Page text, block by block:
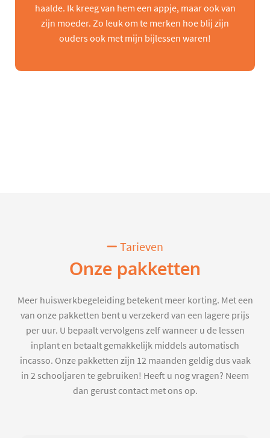
haalde. Ik kreeg van hem een appje, maar ook van
zijn moeder. Zo leuk om te merken hoe blij zijn
ouders ook met mijn bijlessen waren!
Tarieven
Onze pakketten
Meer huiswerkbegeleiding betekent meer korting. Met een
van onze pakketten bent u verzekerd van een lagere prijs
per uur. U bepaalt vervolgens zelf wanneer u de lessen
inplant en betaalt gemakkelijk middels automatisch
incasso. Onze pakketten zijn 12 maanden geldig dus vaak
in 2 schooljaren te gebruiken! Heeft u nog vragen? Neem
dan gerust contact met ons op.